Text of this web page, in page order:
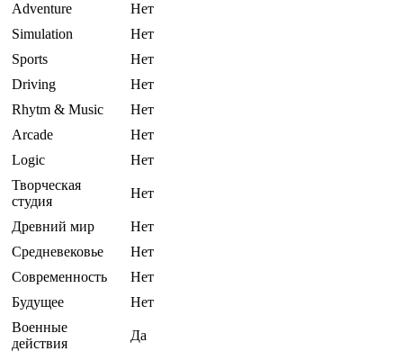
Adventure
Нет
Simulation
Нет
Sports
Нет
Driving
Нет
Rhytm & Music
Нет
Arcade
Нет
Logic
Нет
Творческая
студия
Нет
Древний мир
Нет
Средневековье
Нет
Современность
Нет
Будущее
Нет
Военные
действия
Да